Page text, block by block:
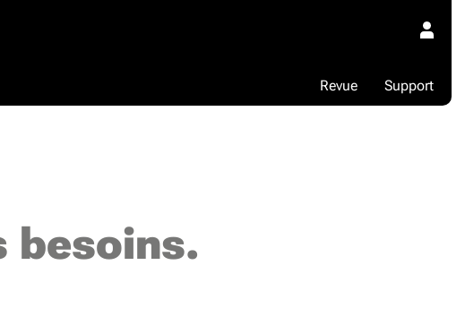
Support
Revue
besoins.